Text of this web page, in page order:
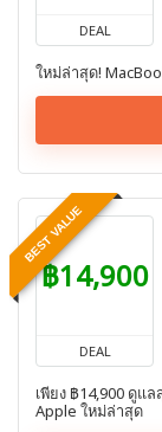
DEAL
ใหม่ล่าสุด!
BEST VALUE
฿14,900
DEAL
เพียง ฿14,900 ดูแ
Apple ใหม่ล่าสุด